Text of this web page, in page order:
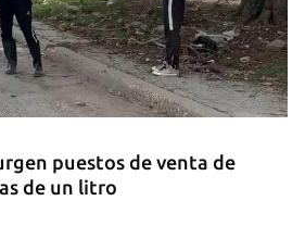
puestos de venta de
de un litro